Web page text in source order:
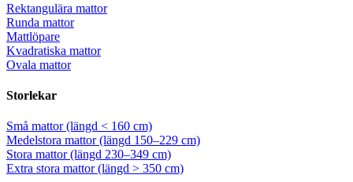
Rektangulära mattor
Runda mattor
Mattlöpare
Kvadratiska mattor
Ovala mattor
Storlekar
Små mattor (längd < 160 cm)
Medelstora mattor (längd 150–229 cm)
Stora mattor (längd 230–349 cm)
Extra stora mattor (längd > 350 cm)